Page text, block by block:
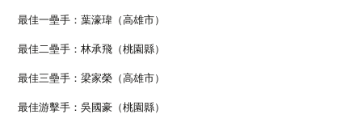
最佳一壘手：葉濠瑋（高雄市）
最佳二壘手：林承飛（桃園縣）
最佳三壘手：梁家榮（高雄市）
最佳游擊手：吳國豪（桃園縣）